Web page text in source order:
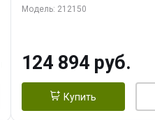
256bit 3xDP HDMI
Модель: 212150
124 894 руб.
Купить